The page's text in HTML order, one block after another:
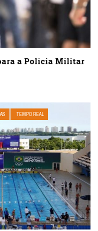
a Polícia Militar
TEMPO REAL